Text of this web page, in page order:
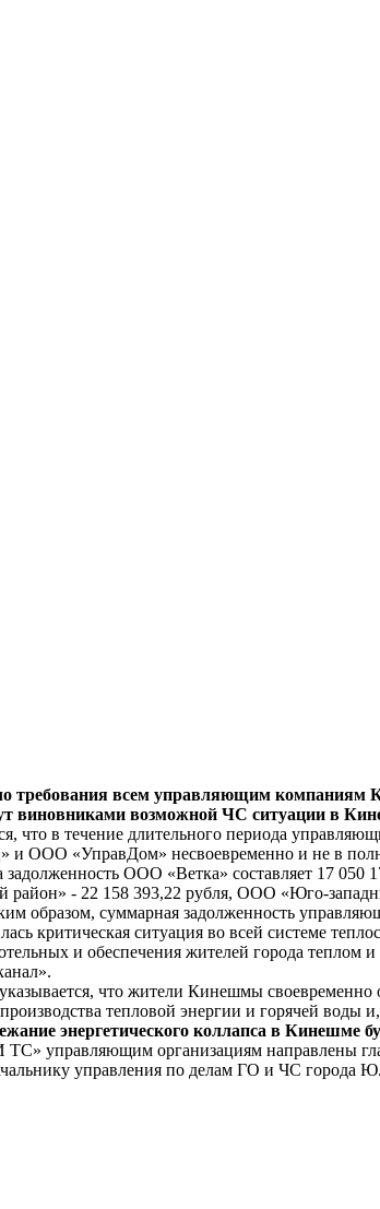
всем управляющим компаниям
виновниками возможной ЧС ситуации в
что в течение длительного периода
«УправДом» несвоевременно и не в
задолженность ООО «Ветка» составляет
район» - 22 158 393,22 рубля, ООО «Юго-
образом, суммарная задолженность
критическая ситуация во всей системе
и обеспечения жителей города
что жители Кинешмы своевременно
тепловой энергии и горячей воды
энергетического коллапса в Кинешме
управляющим организациям направлены
управления по делам ГО и ЧС города